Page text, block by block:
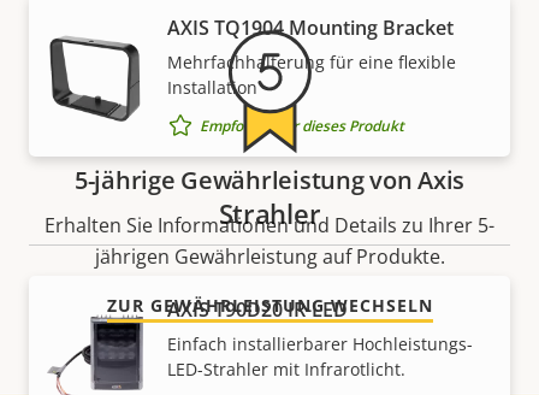
AXIS TQ1904 Mounting Bracket
Mehrfachhalterung für eine flexible
Installation
Empfohlen für dieses Produkt
Strahler
AXIS T90D20 IR-LED
Einfach installierbarer Hochleistungs-
LED-Strahler mit Infrarotlicht.
5-jährige Gewährleistung von Axis
Erhalten Sie Informationen und Details zu Ihrer 5-
jährigen Gewährleistung auf Produkte.
ZUR GEWÄHRLEISTUNG WECHSELN